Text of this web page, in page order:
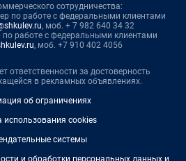
сотрудничества:
по работе с федеральными клиентами
, моб. + 7 982 640 34 32
работе с федеральными клиентами
, моб. +7 910 402 4056
ответственности за достоверность
в рекламных объявлениях.
об ограничениях
использования cookies
системы
и обработки персональных данных и